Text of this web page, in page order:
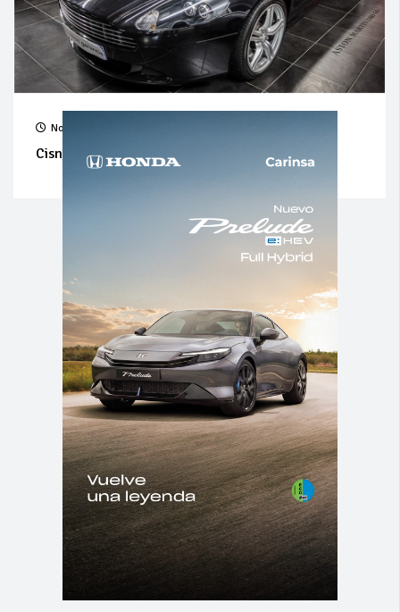
Nov 09, 2021
Cisneros sufre en casa